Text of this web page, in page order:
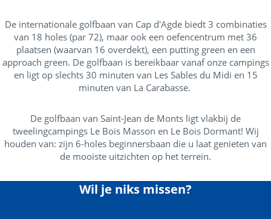
De internationale golfbaan van Cap d'Agde biedt 3 combinaties
van 18 holes (par 72), maar ook een oefencentrum met 36
plaatsen (waarvan 16 overdekt), een putting green en een
approach green. De golfbaan is bereikbaar vanaf onze campings
en ligt op slechts 30 minuten van Les Sables du Midi en 15
minuten van La Carabasse.
De golfbaan van Saint-Jean de Monts ligt vlakbij de
tweelingcampings Le Bois Masson en Le Bois Dormant! Wij
houden van: zijn 6-holes beginnersbaan die u laat genieten van
de mooiste uitzichten op het terrein.
Wil je niks missen?